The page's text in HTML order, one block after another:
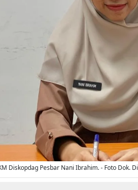
Diskopdag Pesbar Nani Ibrahim. - Foto Dok.